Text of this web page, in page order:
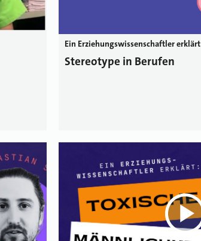
Ein Erziehungswissenschaftler erklärt
Stereotype in Berufen